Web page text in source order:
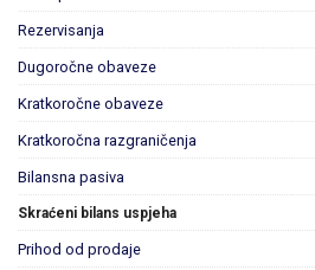
Rezervisanja
Dugoročne obaveze
Kratkoročne obaveze
Kratkoročna razgraničenja
Bilansna pasiva
Skraćeni bilans uspjeha
Prihod od prodaje